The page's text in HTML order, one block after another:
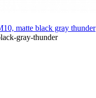
matte black gray thunder
gray-thunder